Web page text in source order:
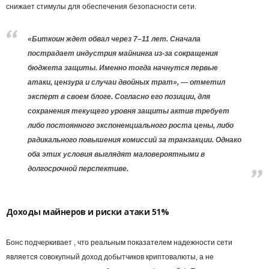
снижает стимулы для обеспечения безопасности сети.
«Биткоин ждет обвал через 7–11 лет. Сначала
пострадает индустрия майнинга из-за сокращения
бюджета защиты. Именно тогда начнутся первые
атаки, цензура и случаи двойных трат», — отметил
эксперт в своем блоге. Согласно его позиции, для
сохранения текущего уровня защиты актив требует
либо постоянного экспоненциального роста цены, либо
радикального повышения комиссий за транзакции. Однако
оба этих условия выглядят маловероятными в
долгосрочной перспективе.
Доходы майнеров и риски атаки 51%
Бонс подчеркивает , что реальным показателем надежности сети
является совокупный доход добытчиков криптовалюты, а не